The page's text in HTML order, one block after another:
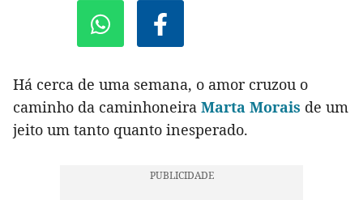
Há cerca de uma semana, o amor cruzou o
caminho da caminhoneira Marta Morais de um
jeito um tanto quanto inesperado.